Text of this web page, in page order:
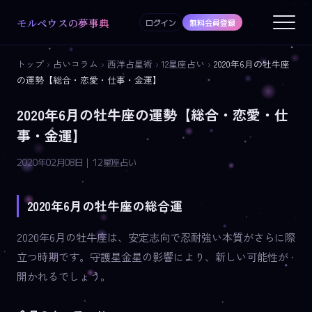
モルペウスの夢事典 ログイン 無料会員登録
トップ › 占いコラム › 西洋占星術 › 12星座占い › 2020年6月の牡牛座
の運勢【総合・恋愛・仕事・金運】
2020年6月の牡牛座の運勢【総合・恋愛・仕
事・金運】
2020年02月08日 | 12星座占い
2020年6月の牡牛座の総合運
2020年6月の牡牛座は、安定志向で忍耐強い本質がさらに際
立つ時期です。守護星金星の影響により、新しい可能性が
開かれるでしょう。